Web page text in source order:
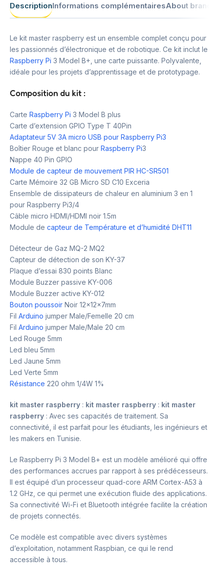
DescriptionInformations complémentairesAbout brand
Le kit master raspberry est un ensemble complet conçu pour
les passionnés d’électronique et de robotique. Ce kit inclut le
Raspberry Pi 3 Model B+, une carte puissante. Polyvalente,
idéale pour les projets d’apprentissage et de prototypage.
Composition du kit :
Carte Raspberry Pi 3 Model B plus
Carte d’extension GPIO Type T 40Pin
Adaptateur 5V 3A micro USB pour Raspberry Pi3
Boîtier Rouge et blanc pour Raspberry Pi3
Nappe 40 Pin GPIO
Module de capteur de mouvement PIR HC-SR501
Carte Mémoire 32 GB Micro SD C10 Exceria
Ensemble de dissipateurs de chaleur en aluminium 3 en 1
pour Raspberry Pi3/4
Câble micro HDMI/HDMI noir 1.5m
Module de capteur de Température et d’humidité DHT11
Détecteur de Gaz MQ-2 MQ2
Capteur de détection de son KY-37
Plaque d’essai 830 points Blanc
Module Buzzer passive KY-006
Module Buzzer active KY-012
Bouton poussoir Noir 12x12x7mm
Fil Arduino jumper Male/Femelle 20 cm
Fil Arduino jumper Male/Male 20 cm
Led Rouge 5mm
Led bleu 5mm
Led Jaune 5mm
Led Verte 5mm
Résistance 220 ohm 1/4W 1%
kit master raspberry : kit master raspberry : kit master
raspberry : Avec ses capacités de traitement. Sa
connectivité, il est parfait pour les étudiants, les ingénieurs et
les makers en Tunisie.
Le Raspberry Pi 3 Model B+ est un modèle amélioré qui offre
des performances accrues par rapport à ses prédécesseurs.
Il est équipé d’un processeur quad-core ARM Cortex-A53 à
1.2 GHz, ce qui permet une exécution fluide des applications.
Sa connectivité Wi-Fi et Bluetooth intégrée facilite la création
de projets connectés.
Ce modèle est compatible avec divers systèmes
d’exploitation, notamment Raspbian, ce qui le rend
accessible à tous.